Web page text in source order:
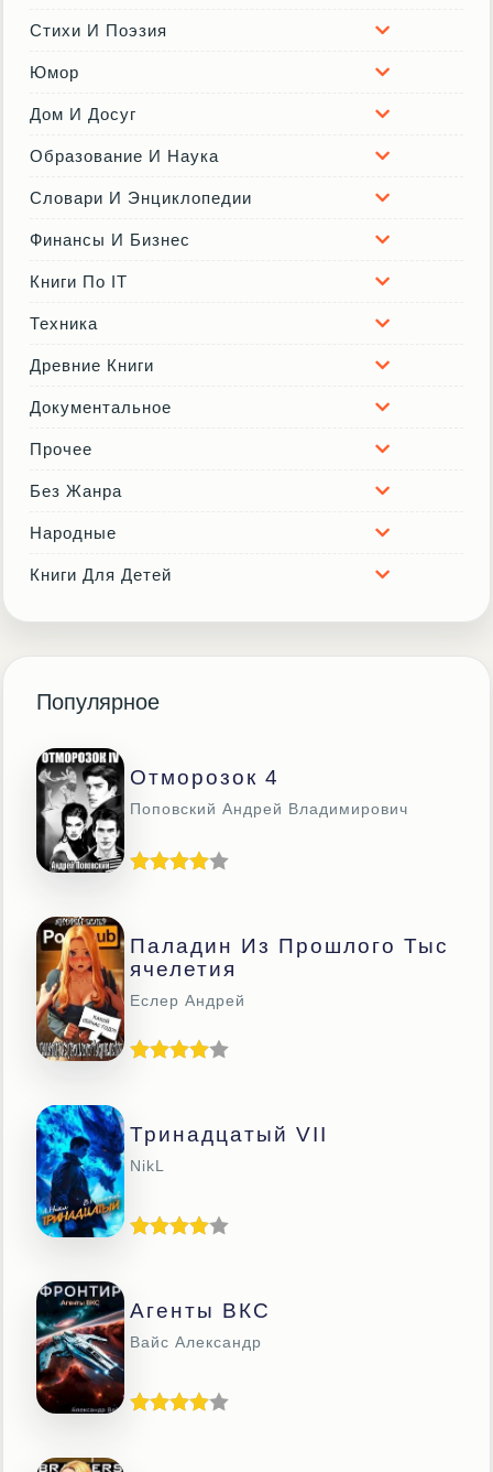
Стихи И Поэзия
Юмор
Дом И Досуг
Образование И Наука
Словари И Энциклопедии
Финансы И Бизнес
Книги По IT
Техника
Древние Книги
Документальное
Прочее
Без Жанра
Народные
Книги Для Детей
Популярное
Отморозок 4
Поповский Андрей Владимирович
Паладин Из Прошлого Тыс
Ячелетия
Еслер Андрей
Тринадцатый VII
NikL
Агенты ВКС
Вайс Александр